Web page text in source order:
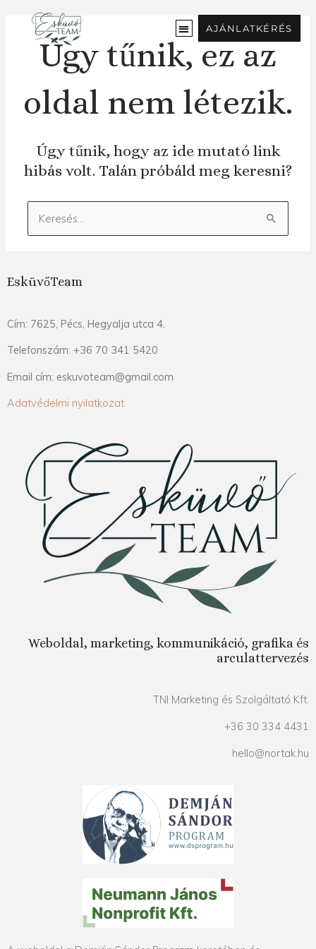
tartalomra
AJÁNLATKÉRÉS
Úgy tűnik, ez az
oldal nem létezik.
Úgy tűnik, hogy az ide mutató link
hibás volt. Talán próbáld meg keresni?
Keresés:
EsküvőTeam
Cím: 7625, Pécs, Hegyalja utca 4.
Telefonszám: +36 70 341 5420
Email cím: eskuvoteam@gmail.com
Adatvédelmi nyilatkozat
Weboldal, marketing, kommunikáció, grafika és
arculattervezés
TNI Marketing és Szolgáltató Kft.
+36 30 334 4431
hello@nortak.hu